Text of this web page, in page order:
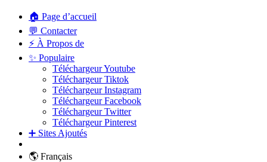
🏠 Page d’accueil
💬 Contacter
⚡ À Propos de
✨ Populaire
Téléchargeur Youtube
Téléchargeur Tiktok
Téléchargeur Instagram
Téléchargeur Facebook
Téléchargeur Twitter
Téléchargeur Pinterest
➕ Sites Ajoutés
🌎 Français